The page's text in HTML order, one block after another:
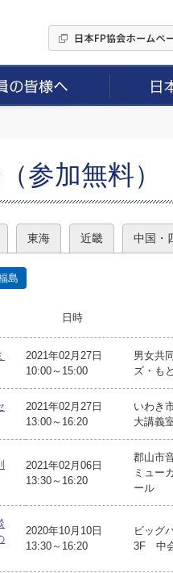
参加無料）
東海 近畿 中国・
島
日時
2021年02月27日
10:00～15:00
男女共
ズ・も
2021年02月27日
13:00～16:20
いわき
大講義
2021年02月06日
13:30～16:20
郡山市
ミュー
ール
2020年10月10日
13:30～16:20
ビッグ
3F 中